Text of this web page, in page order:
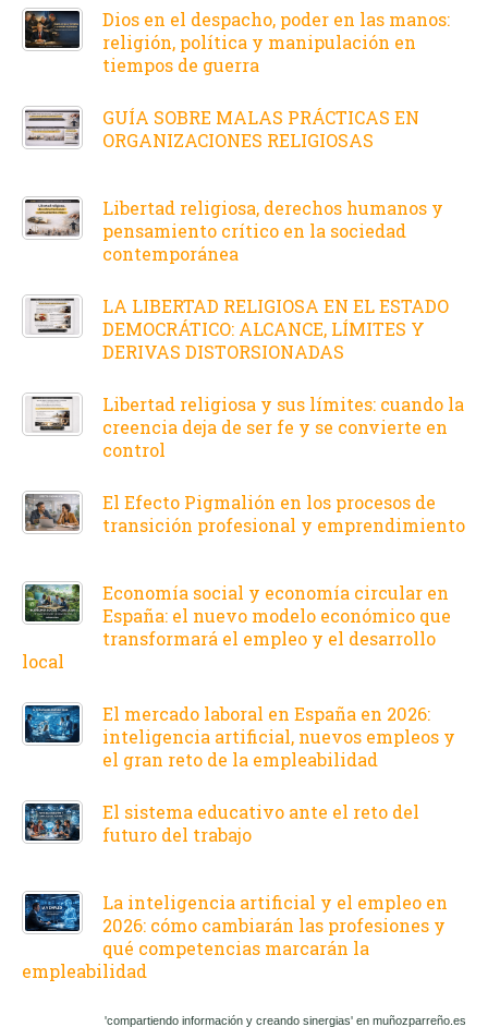
Dios en el despacho, poder en las manos:
religión, política y manipulación en
tiempos de guerra
GUÍA SOBRE MALAS PRÁCTICAS EN
ORGANIZACIONES RELIGIOSAS
Libertad religiosa, derechos humanos y
pensamiento crítico en la sociedad
contemporánea
LA LIBERTAD RELIGIOSA EN EL ESTADO
DEMOCRÁTICO: ALCANCE, LÍMITES Y
DERIVAS DISTORSIONADAS
Libertad religiosa y sus límites: cuando la
creencia deja de ser fe y se convierte en
control
El Efecto Pigmalión en los procesos de
transición profesional y emprendimiento
Economía social y economía circular en
España: el nuevo modelo económico que
transformará el empleo y el desarrollo
local
El mercado laboral en España en 2026:
inteligencia artificial, nuevos empleos y
el gran reto de la empleabilidad
El sistema educativo ante el reto del
futuro del trabajo
La inteligencia artificial y el empleo en
2026: cómo cambiarán las profesiones y
qué competencias marcarán la
empleabilidad
'compartiendo información y creando sinergias' en muñozparreño.es